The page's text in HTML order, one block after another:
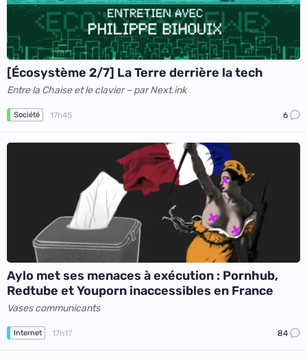
[Écosystème 2/7] La Terre derrière la tech
Entre la Chaise et le clavier – par Next.ink
Société 17h45 6
Aylo met ses menaces à exécution : Pornhub,
Redtube et Youporn inaccessibles en France
Vases communicants
Internet 17h17 84